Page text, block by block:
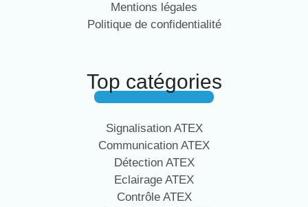
Mentions légales
Politique de confidentialité
Top catégories
Signalisation ATEX
Communication ATEX
Détection ATEX
Eclairage ATEX
Contrôle ATEX